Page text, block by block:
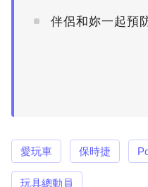
伴侶和妳一起預
愛玩車 保時捷
玩具總動員